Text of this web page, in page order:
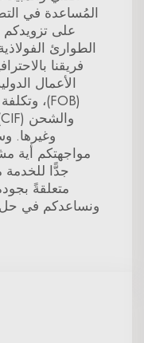
على تزويدكم
الطوارئ
فريقنا
الأعمال
وغيرها.
مواجهتكم أية
جدًّا للخدمة
متعلقةً
ونساعدكم في